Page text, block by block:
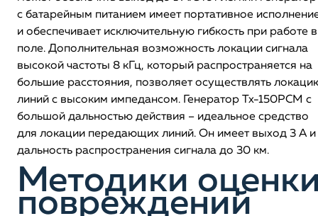
с батарейным питанием имеет портативное
и обеспечивает исключительную гибкость при работе в
поле. Дополнительная возможность локации сигнала
высокой частоты 8 кГц, который распространяется на
большие расстояния, позволяет осуществлять
линий с высоким импедансом. Генератор Tx-150PCM с
большой дальностью действия – идеальное средство
для локации передающих линий. Он имеет выход 3 А и
дальность распространения сигнала до 30 км.
Методики
повреждений